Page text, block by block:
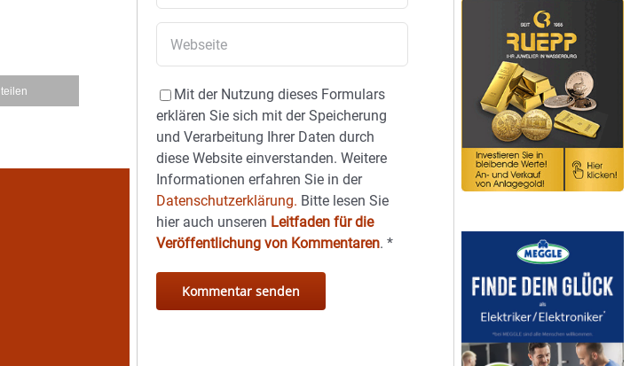
teilen
Mit der Nutzung dieses Formulars
erklären Sie sich mit der Speicherung
und Verarbeitung Ihrer Daten durch
diese Website einverstanden. Weitere
Informationen erfahren Sie in der
Datenschutzerklärung. Bitte lesen Sie
hier auch unseren Leitfaden für die
Veröffentlichung von Kommentaren.*